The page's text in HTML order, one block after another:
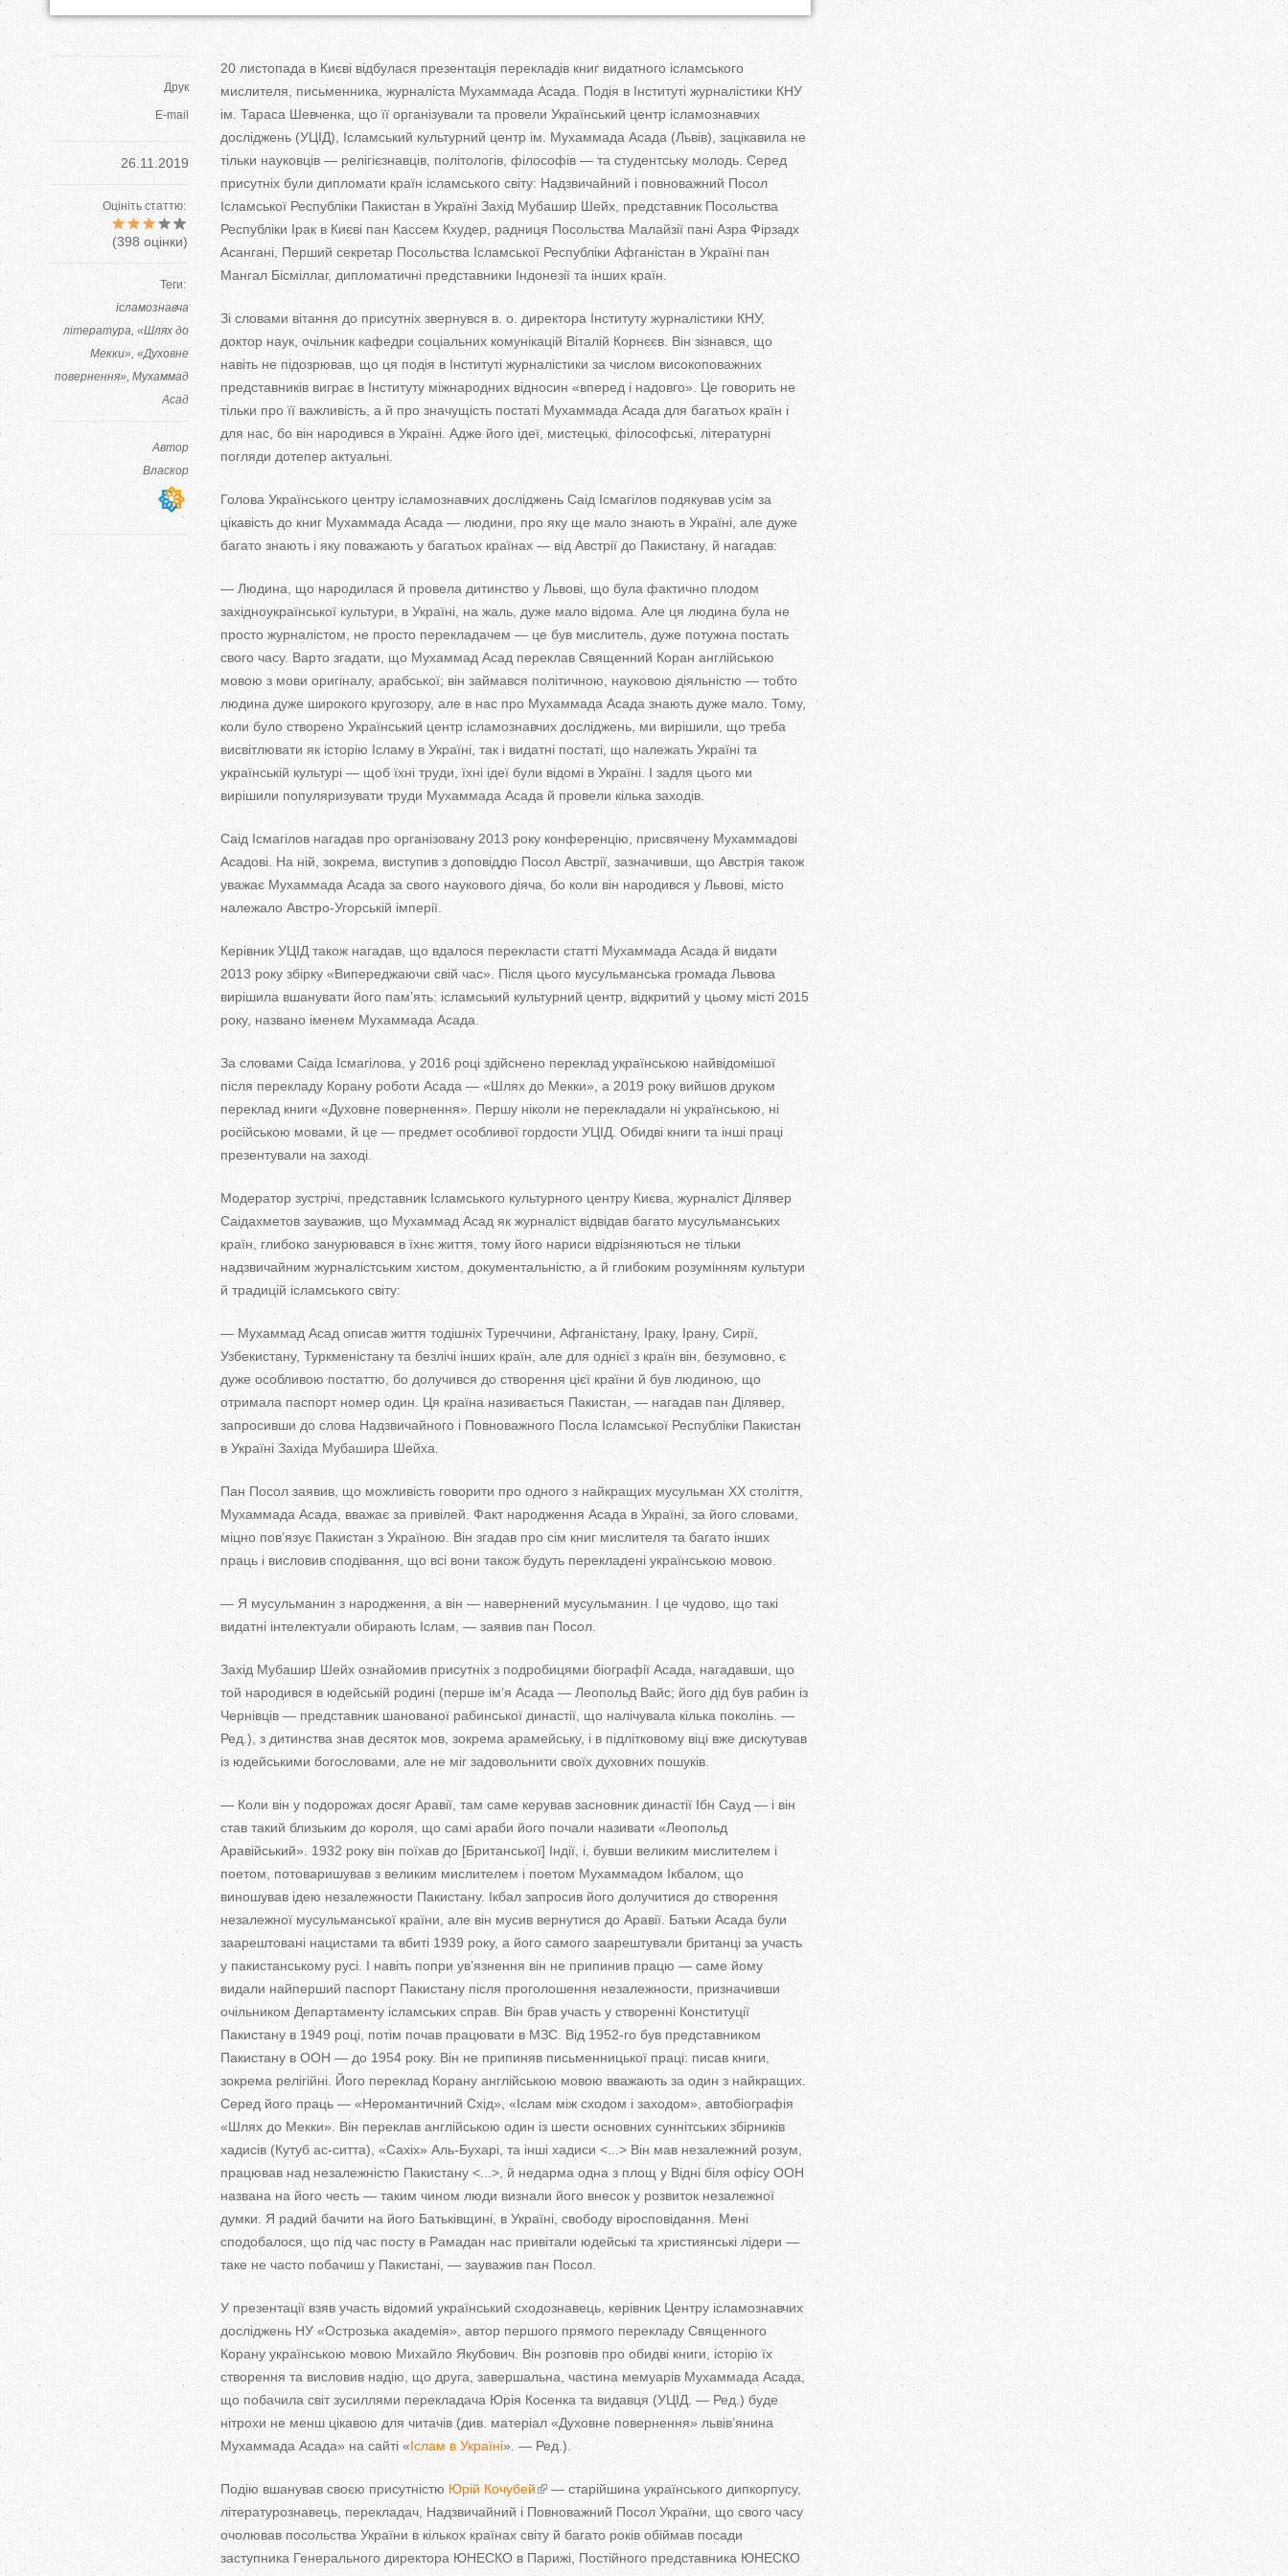
Друк
E-mail
26.11.2019
Оцініть статтю:
(398 оцінки)
Теги:
ісламознавча
література «Шлях до
Мекки» «Духовне
повернення» Мухаммад
Асад
Автор
Власкор
20 листопада в Києві відбулася презентація перекладів книг видатного ісламського
мислителя, письменника, журналіста Мухаммада Асада. Подія в Інституті журналістики КНУ
ім. Тараса Шевченка, що її організували та провели Український центр ісламознавчих
досліджень (УЦІД), Ісламський культурний центр ім. Мухаммада Асада (Львів), зацікавила не
тільки науковців — релігієзнавців, політологів, філософів — та студентську молодь. Серед
присутніх були дипломати країн ісламського світу: Надзвичайний і повноважний Посол
Ісламської Республіки Пакистан в Україні Захід Мубашир Шейх, представник Посольства
Республіки Ірак в Києві пан Кассем Кхудер, радниця Посольства Малайзії пані Азра Фірзадх
Асангані, Перший секретар Посольства Ісламської Республіки Афганістан в Україні пан
Мангал Бісміллаг, дипломатичні представники Індонезії та інших країн.
Зі словами вітання до присутніх звернувся в. о. директора Інституту журналістики КНУ,
доктор наук, очільник кафедри соціальних комунікацій Віталій Корнєєв. Він зізнався, що
навіть не підозрював, що ця подія в Інституті журналістики за числом високоповажних
представників виграє в Інституту міжнародних відносин «вперед і надовго». Це говорить не
тільки про її важливість, а й про значущість постаті Мухаммада Асада для багатьох країн і
для нас, бо він народився в Україні. Адже його ідеї, мистецькі, філософські, літературні
погляди дотепер актуальні.
Голова Українського центру ісламознавчих досліджень Саід Ісмагілов подякував усім за
цікавість до книг Мухаммада Асада — людини, про яку ще мало знають в Україні, але дуже
багато знають і яку поважають у багатьох країнах — від Австрії до Пакистану, й нагадав:
— Людина, що народилася й провела дитинство у Львові, що була фактично плодом
західноукраїнської культури, в Україні, на жаль, дуже мало відома. Але ця людина була не
просто журналістом, не просто перекладачем — це був мислитель, дуже потужна постать
свого часу. Варто згадати, що Мухаммад Асад переклав Священний Коран англійською
мовою з мови оригіналу, арабської; він займався політичною, науковою діяльністю — тобто
людина дуже широкого кругозору, але в нас про Мухаммада Асада знають дуже мало. Тому,
коли було створено Український центр ісламознавчих досліджень, ми вирішили, що треба
висвітлювати як історію Ісламу в Україні, так і видатні постаті, що належать Україні та
українській культурі — щоб їхні труди, їхні ідеї були відомі в Україні. І задля цього ми
вирішили популяризувати труди Мухаммада Асада й провели кілька заходів.
Саід Ісмагілов нагадав про організовану 2013 року конференцію, присвячену Мухаммадові
Асадові. На ній, зокрема, виступив з доповіддю Посол Австрії, зазначивши, що Австрія також
уважає Мухаммада Асада за свого наукового діяча, бо коли він народився у Львові, місто
належало Австро-Угорській імперії.
Керівник УЦІД також нагадав, що вдалося перекласти статті Мухаммада Асада й видати
2013 року збірку «Випереджаючи свій час». Після цього мусульманська громада Львова
вирішила вшанувати його пам’ять: ісламський культурний центр, відкритий у цьому місті 2015
року, названо іменем Мухаммада Асада.
За словами Саіда Ісмагілова, у 2016 році здійснено переклад українською найвідомішої
після перекладу Корану роботи Асада — «Шлях до Мекки», а 2019 року вийшов друком
переклад книги «Духовне повернення». Першу ніколи не перекладали ні українською, ні
російською мовами, й це — предмет особливої гордости УЦІД. Обидві книги та інші праці
презентували на заході.
Модератор зустрічі, представник Ісламського культурного центру Києва, журналіст Ділявер
Саідахметов зауважив, що Мухаммад Асад як журналіст відвідав багато мусульманських
країн, глибоко занурювався в їхнє життя, тому його нариси відрізняються не тільки
надзвичайним журналістським хистом, документальністю, а й глибоким розумінням культури
й традицій ісламського світу:
— Мухаммад Асад описав життя тодішніх Туреччини, Афганістану, Іраку, Ірану, Сирії,
Узбекистану, Туркменістану та безлічі інших країн, але для однієї з країн він, безумовно, є
дуже особливою постаттю, бо долучився до створення цієї країни й був людиною, що
отримала паспорт номер один. Ця країна називається Пакистан, — нагадав пан Ділявер,
запросивши до слова Надзвичайного і Повноважного Посла Ісламської Республіки Пакистан
в Україні Західа Мубашира Шейха.
Пан Посол заявив, що можливість говорити про одного з найкращих мусульман XX століття,
Мухаммада Асада, вважає за привілей. Факт народження Асада в Україні, за його словами,
міцно пов’язує Пакистан з Україною. Він згадав про сім книг мислителя та багато інших
праць і висловив сподівання, що всі вони також будуть перекладені українською мовою.
— Я мусульманин з народження, а він — навернений мусульманин. І це чудово, що такі
видатні інтелектуали обирають Іслам, — заявив пан Посол.
Захід Мубашир Шейх ознайомив присутніх з подробицями біографії Асада, нагадавши, що
той народився в юдейській родині (перше ім’я Асада — Леопольд Вайс; його дід був рабин із
Чернівців — представник шанованої рабинської династії, що налічувала кілька поколінь. —
Ред.), з дитинства знав десяток мов, зокрема арамейську, і в підлітковому віці вже дискутував
із юдейськими богословами, але не міг задовольнити своїх духовних пошуків.
— Коли він у подорожах досяг Аравії, там саме керував засновник династії Ібн Сауд — і він
став такий близьким до короля, що самі араби його почали називати «Леопольд
Аравійський». 1932 року він поїхав до [Британської] Індії, і, бувши великим мислителем і
поетом, потоваришував з великим мислителем і поетом Мухаммадом Ікбалом, що
виношував ідею незалежности Пакистану. Ікбал запросив його долучитися до створення
незалежної мусульманської країни, але він мусив вернутися до Аравії. Батьки Асада були
заарештовані нацистами та вбиті 1939 року, а його самого заарештували британці за участь
у пакистанському русі. І навіть попри ув’язнення він не припинив працю — саме йому
видали найперший паспорт Пакистану після проголошення незалежности, призначивши
очільником Департаменту ісламських справ. Він брав участь у створенні Конституції
Пакистану в 1949 році, потім почав працювати в МЗС. Від 1952-го був представником
Пакистану в ООН — до 1954 року. Він не припиняв письменницької праці: писав книги,
зокрема релігійні. Його переклад Корану англійською мовою вважають за один з найкращих.
Серед його праць — «Неромантичний Схід», «Іслам між сходом і заходом», автобіографія
«Шлях до Мекки». Він переклав англійською один із шести основних суннітських збірників
хадисів (Кутуб ас-ситта), «Сахіх» Аль-Бухарі, та інші хадиси <...> Він мав незалежний розум,
працював над незалежністю Пакистану <...>, й недарма одна з площ у Відні біля офісу ООН
названа на його честь — таким чином люди визнали його внесок у розвиток незалежної
думки. Я радий бачити на його Батьківщині, в Україні, свободу віросповідання. Мені
сподобалося, що під час посту в Рамадан нас привітали юдейські та християнські лідери —
таке не часто побачиш у Пакистані, — зауважив пан Посол.
У презентації взяв участь відомий український сходознавець, керівник Центру ісламознавчих
досліджень НУ «Острозька академія», автор першого прямого перекладу Священного
Корану українською мовою Михайло Якубович. Він розповів про обидві книги, історію їх
створення та висловив надію, що друга, завершальна, частина мемуарів Мухаммада Асада,
що побачила світ зусиллями перекладача Юрія Косенка та видавця (УЦІД. — Ред.) буде
нітрохи не менш цікавою для читачів (див. матеріал «Духовне повернення» львів’янина
Мухаммада Асада» на сайті «Іслам в Україні». — Ред.).
Подію вшанував своєю присутністю Юрій Кочубей
— старійшина українського дипкорпусу,
літературознавець, перекладач, Надзвичайний і Повноважний Посол України, що свого часу
очолював посольства України в кількох країнах світу й багато років обіймав посади
заступника Генерального директора ЮНЕСКО в Парижі, Постійного представника ЮНЕСКО
T
b
s